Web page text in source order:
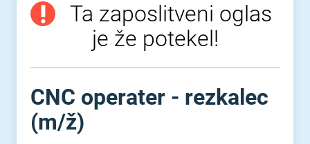
Ta zaposlitveni oglas
je že potekel!
CNC operater - rezkalec
(m⁠/⁠ž)